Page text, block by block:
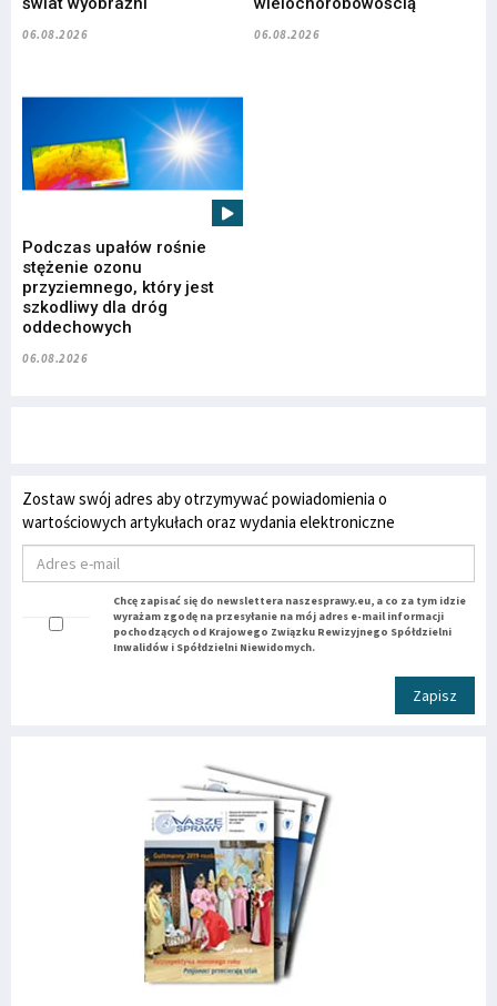
06.08.2026 06.08.2026
Podczas upałów rośnie
stężenie ozonu
przyziemnego, który jest
szkodliwy dla dróg
oddechowych
06.08.2026
Zostaw swój adres aby otrzymywać powiadomienia o
wartościowych artykułach oraz wydania elektroniczne
Chcę zapisać się do newslettera naszesprawy.eu, a co za tym idzie
wyrażam zgodę na przesyłanie na mój adres e-mail informacji
pochodzących od Krajowego Związku Rewizyjnego Spółdzielni
Inwalidów i Spółdzielni Niewidomych.
Zapisz